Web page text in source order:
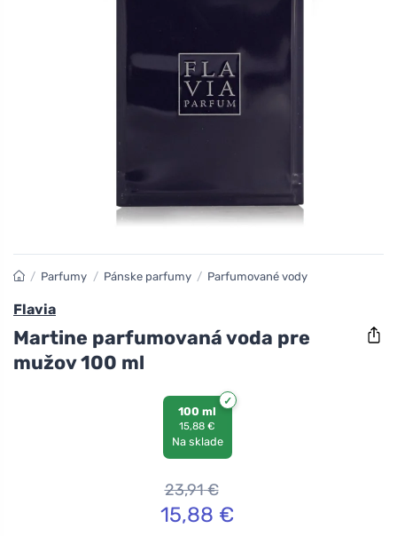
/ Parfumy / Pánske parfumy / Parfumované vody
Flavia
Martine parfumovaná voda pre
mužov 100 ml
100 ml
15,88 €
Na sklade
23,91€
15,88 €